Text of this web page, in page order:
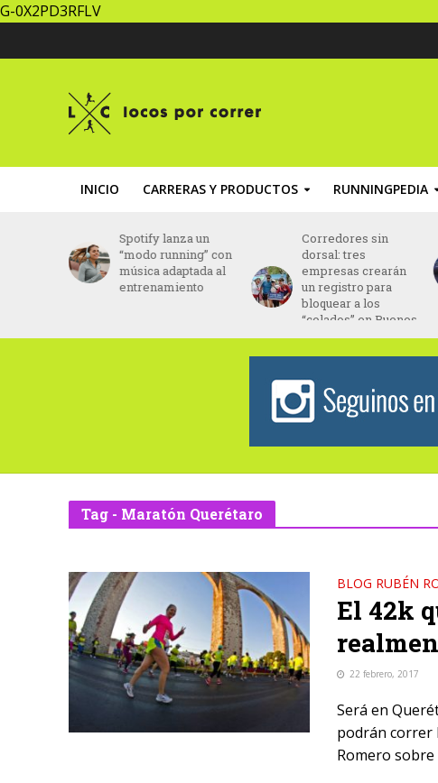
G-0X2PD3RFLV
INICIO CARRERAS Y PRODUCTOS RUNNINGPEDIA
Spotify lanza un
“modo running” con
música adaptada al
entrenamiento
Corredores sin
dorsal: tres
empresas crearán
un registro para
bloquear a los
“colados” en Buenos
Aires
Tag - Maratón Querétaro
BLOG RUBÉN
El 42k
22 febrero, 2017
Será en
podrán correr
Romero sobre